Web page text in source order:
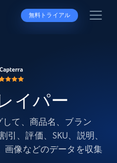
無料トライアル
イパー
て、商品名、ブラン
引、評価、SKU、説明、
画像などのデータを収集